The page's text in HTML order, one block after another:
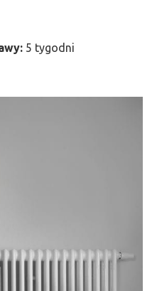
5 tygodni